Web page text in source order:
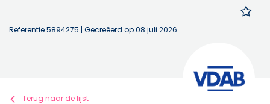
Referentie 5894275 | Gecreëerd op 08 juli 2026
Terug naar de lijst